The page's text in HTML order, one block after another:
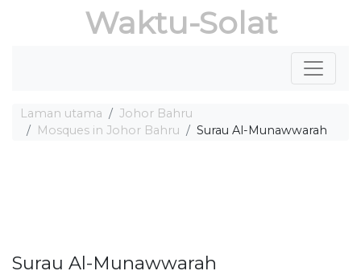
Waktu-Solat
Laman utama
Johor Bahru
Mosques in Johor Bahru
Surau Al-Munawwarah
Surau Al-Munawwarah